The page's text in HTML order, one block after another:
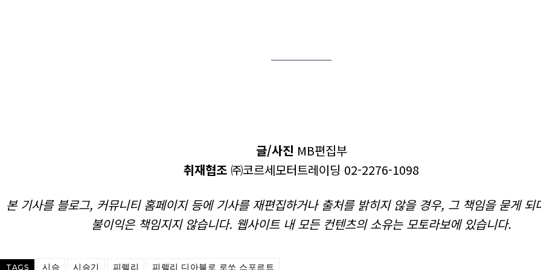
글/사진 MB편집부
취재협조 ㈜코르세모터트레이딩 02-2276-1098
본 기사를 블로그, 커뮤니티 홈페이지 등에 기사를 재편집하거나 출처를 밝히지 않을 경우, 그 책임을 묻게 되
불이익은 책임지지 않습니다. 웹사이트 내 모든 컨텐츠의 소유는 모토라보에 있습니다.
TAGS 시승 시승기 피렐리 피렐리 디아블로 로쏘 스포르트